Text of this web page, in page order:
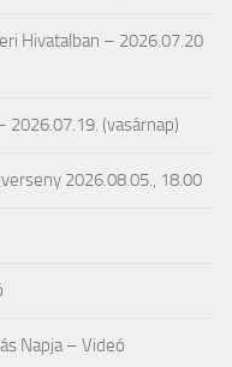
Hivatalban – 2026.07.20
2026.07.19. (vasárnap)
2026.08.05., 18.00
Napja – Videó